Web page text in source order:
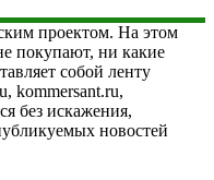
проектом. На этом
покупают, ни какие
собой ленту
kommersant.ru,
без искажения,
новостей